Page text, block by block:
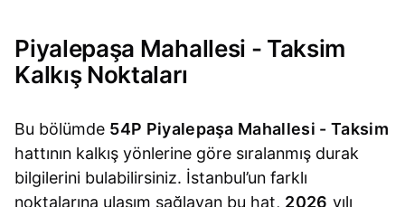
Piyalepaşa Mahallesi - Taksim
Kalkış Noktaları
Bu bölümde 54P Piyalepaşa Mahallesi - Taksim
hattının kalkış yönlerine göre sıralanmış durak
bilgilerini bulabilirsiniz. İstanbul’un farklı
noktalarına ulaşım sağlayan bu hat, 2026 yılı